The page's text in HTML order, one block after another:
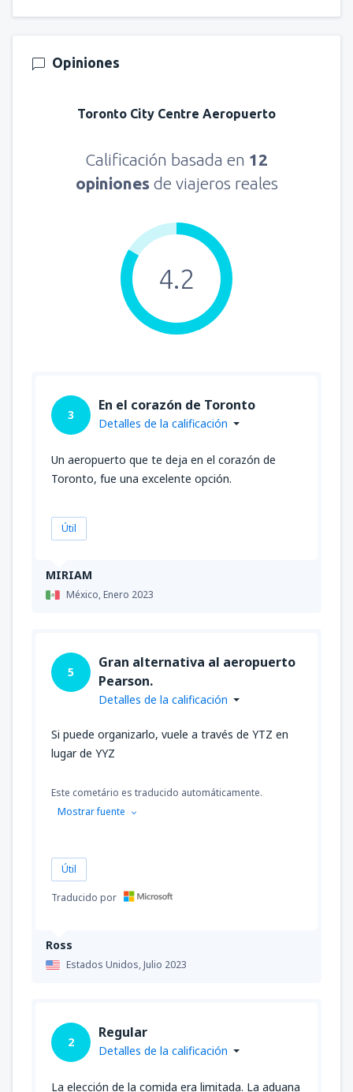
Opiniones
Toronto City Centre Aeropuerto
Calificación basada en 12
opiniones de viajeros reales
4.2
MIRIAM
México,Enero 2023
3
En el corazón de Toronto
Detalles de la calificación
Un aeropuerto que te deja en el corazón de
Toronto, fue una excelente opción.
Útil
Ross
Estados Unidos,Julio 2023
5
Gran alternativa al aeropuerto
Pearson.
Detalles de la calificación
Si puede organizarlo, vuele a través de YTZ en
lugar de YYZ
Este cometário es traducido automáticamente.
Mostrar fuente
Útil
Traducido por
2
Regular
Detalles de la calificación
La elección de la comida era limitada. La aduana